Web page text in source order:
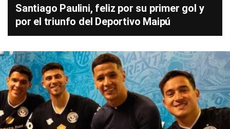
Santiago Paulini, feliz por su primer gol y
por el triunfo del Deportivo Maipú